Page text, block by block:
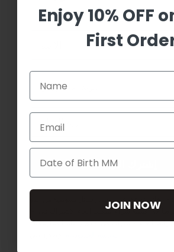
الآن واحصل على خصم 10% على مشتريتك القادمة عبر
!اشترك الان
تابعنا على
إشترك الان
لأي عملية شراء. يمكنك إلغاء الاشتراك في أي
إلغاء الاشتراك في إحدى رسائلنا كما يمكنك
Enjoy 10% OFF
First
Email
JOIN NOW